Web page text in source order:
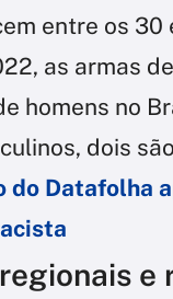
entre os 30
as armas
homens no
dois
do Datafolha
e